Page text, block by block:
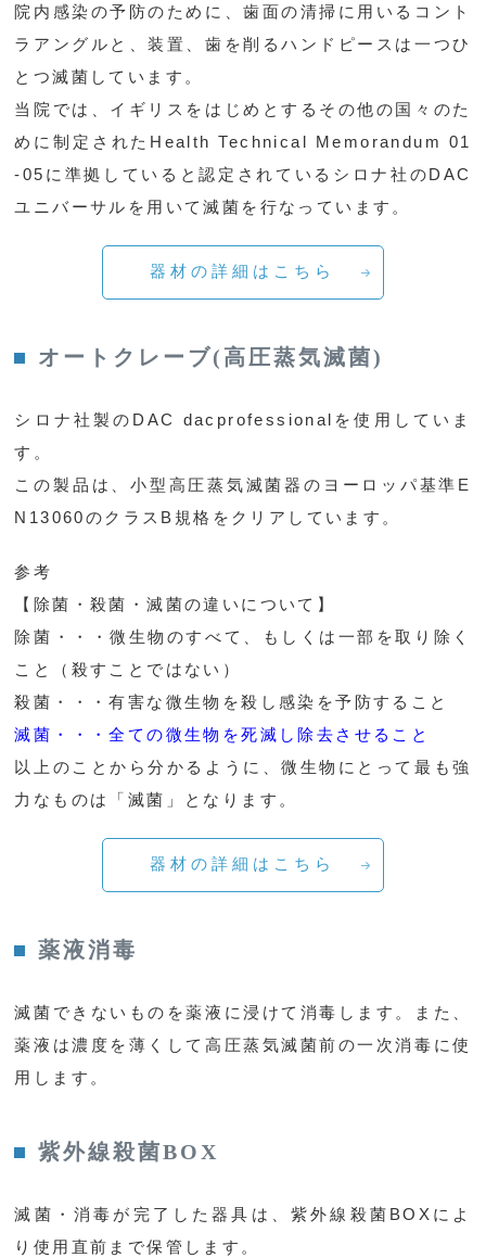
院内感染の予防のために、歯面の清掃に用いるコント
ラアングルと、装置、歯を削るハンドピースは一つひ
とつ滅菌しています。
当院では、イギリスをはじめとするその他の国々のた
めに制定されたHealth Technical Memorandum 01
-05に準拠していると認定されているシロナ社のDAC
ユニバーサルを用いて滅菌を行なっています。
器材の詳細はこちら
オートクレーブ(高圧蒸気滅菌)
シロナ社製のDAC dacprofessionalを使用していま
す。
この製品は、小型高圧蒸気滅菌器のヨーロッパ基準E
N13060のクラスB規格をクリアしています。
参考
【除菌・殺菌・滅菌の違いについて】
除菌・・・微生物のすべて、もしくは一部を取り除く
こと（殺すことではない）
殺菌・・・有害な微生物を殺し感染を予防すること
滅菌・・・全ての微生物を死滅し除去させること
以上のことから分かるように、微生物にとって最も強
力なものは「滅菌」となります。
器材の詳細はこちら
薬液消毒
滅菌できないものを薬液に浸けて消毒します。また、
薬液は濃度を薄くして高圧蒸気滅菌前の一次消毒に使
用します。
紫外線殺菌BOX
滅菌・消毒が完了した器具は、紫外線殺菌BOXによ
り使用直前まで保管します。